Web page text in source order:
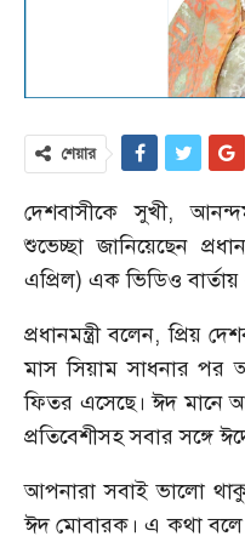
শেয়ার
দেশবাসীকে সুখী,
শুভেচ্ছা জানিয়েছেন
এপ্রিল) এক ভিডিও
প্রধানমন্ত্রী বলেন,
মাস সিয়াম সাধনার পর
ফিতর এসেছে। ঈদ মানে
প্রতিবেশীসহ সবার সঙ্গে
আপনারা সবাই ভালো
ঈদ মোবারক। এ কথা বলে